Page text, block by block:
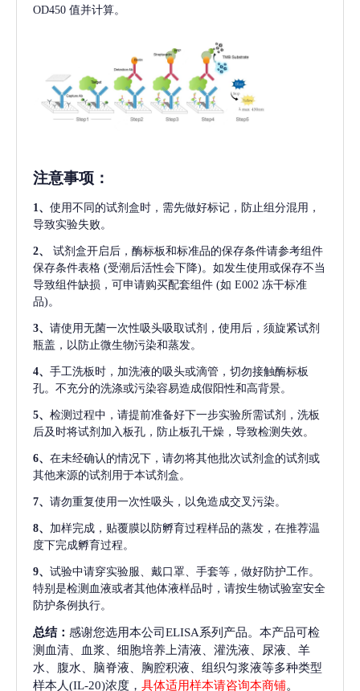
OD450 值并计算。
注意事项 ：
1、 使用不同的试剂盒时，需先做好标记，防止组分混用，
导致实验失败。
2、
试剂盒开启后，酶标板和标准品的保存条件请参考组件
保存条件表格 (受潮后活性会下降)。如发生使用或保存不当
导致组件缺损，可申请购买配套组件 (如 E002 冻干标准
品)。
3、 请使用无菌一次性吸头吸取试剂，使用后，须旋紧试剂
瓶盖，以防止微生物污染和蒸发。
4、 手工洗板时，加洗液的吸头或滴管，切勿接触酶标板
孔。不充分的洗涤或污染容易造成假阳性和高背景。
5、 检测过程中，请提前准备好下一步实验所需试剂，洗板
后及时将试剂加入板孔，防止板孔干燥，导致检测失效。
6、 在未经确认的情况下，请勿将其他批次试剂盒的试剂或
其他来源的试剂用于本试剂盒。
7、 请勿重复使用一次性吸头，以免造成交叉污染。
8、 加样完成，贴覆膜以防孵育过程样品的蒸发，在推荐温
度下完成孵育过程。
9、 试验中请穿实验服、戴口罩、手套等，做好防护工作。
特别是检测血液或者其他体液样品时，请按生物试验室安全
防护条例执行。
总结： 感谢您选用本公司ELISA系列产品。本产品可检
测血清、血浆、细胞培养上清液、灌洗液、尿液、羊
水、腹水、脑脊液、胸腔积液、组织匀浆液等多种类型
样本人(IL-20)浓度， 具体适用样本请咨询本商铺。